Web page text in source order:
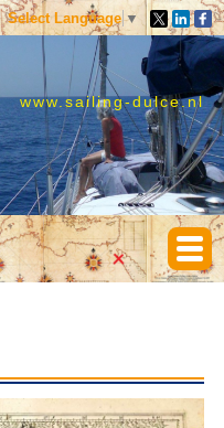
Select Language ▼
www.sailing-dulce.nl